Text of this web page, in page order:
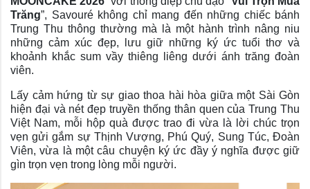
Trăng”, Savouré không chỉ mang đến những chiếc bánh
Trung Thu thông thường mà là một hành trình nâng niu
những cảm xúc đẹp, lưu giữ những ký ức tuổi thơ và
khoảnh khắc sum vầy thiêng liêng dưới ánh trăng đoàn
viên.
Lấy cảm hứng từ sự giao thoa hài hòa giữa một Sài Gòn
hiện đại và nét đẹp truyền thống thân quen của Trung Thu
Việt Nam, mỗi hộp quà được trao đi vừa là lời chúc trọn
vẹn gửi gắm sự Thịnh Vượng, Phú Quý, Sung Túc, Đoàn
Viên, vừa là một câu chuyện ký ức đầy ý nghĩa được giữ
gìn trọn vẹn trong lòng mỗi người.